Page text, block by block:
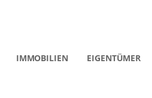
IMMOBILIEN EIGENTÜMER